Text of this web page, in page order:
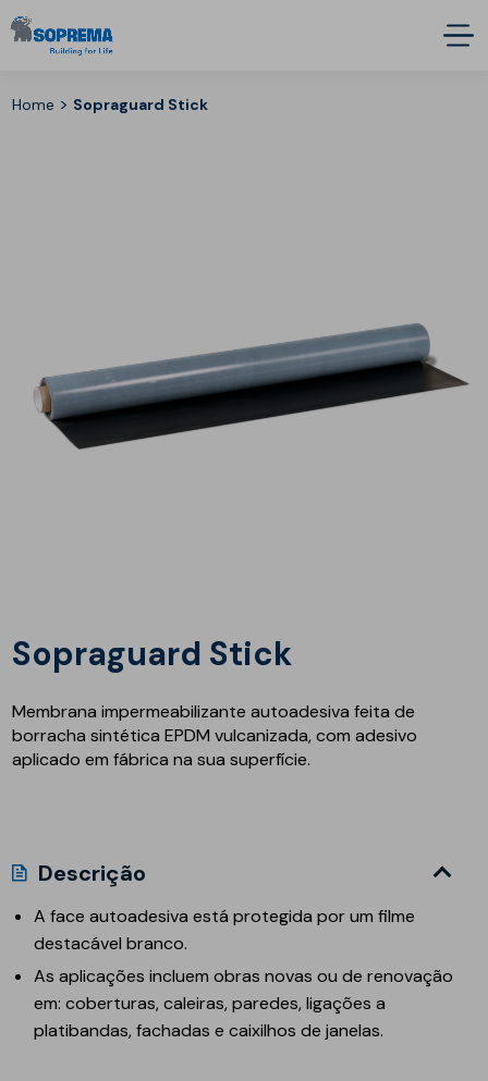
Home > Sopraguard Stick
Sopraguard Stick
Membrana impermeabilizante autoadesiva feita de
borracha sintética EPDM vulcanizada, com adesivo
aplicado em fábrica na sua superfície.
Descrição
A face autoadesiva está protegida por um filme
destacável branco.
As aplicações incluem obras novas ou de renovação
em: coberturas, caleiras, paredes, ligações a
platibandas, fachadas e caixilhos de janelas.